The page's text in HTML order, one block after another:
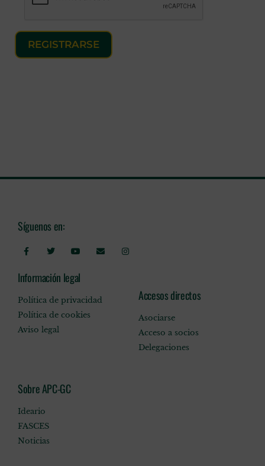
Síguenos en:
Información legal
Política de privacidad
Política de cookies
Aviso legal
Accesos directos
Asociarse
Acceso a socios
Delegaciones
Sobre APC-GC
Ideario
FASCES
Noticias